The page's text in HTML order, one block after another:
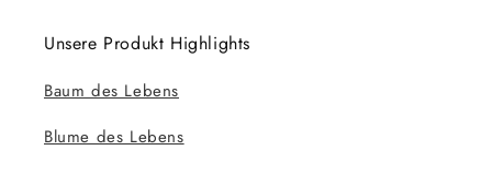
Unsere Produkt Highlights
Baum des Lebens
Blume des Lebens